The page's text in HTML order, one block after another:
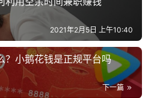
2021年2月5日 上午10:40
？小鹅花钱是正规平台吗
下一篇